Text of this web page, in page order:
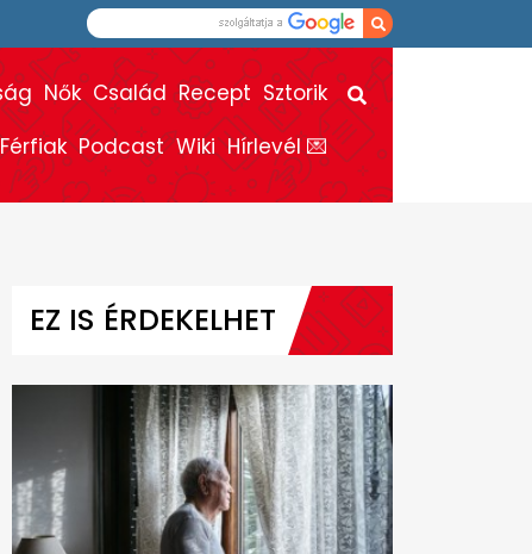
Nők Család Recept Sztorik
Férfiak Podcast Wiki Hírlevél 💌
EZ IS ÉRDEKELHET